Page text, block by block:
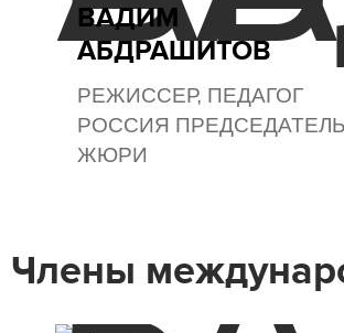
ВАДИМ
АБДРАШИТОВ
РЕЖИССЕР, ПЕДАГОГ
РОССИЯ ПРЕДСЕДАТЕЛЬ
ЖЮРИ
Члены